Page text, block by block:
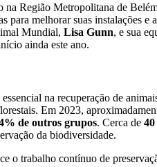
na Região Metropolitana de
para melhorar suas instalações
Mundial, Lisa Gunn, e sua
ainda este ano.
na recuperação de
Em 2023,
de outros grupos. Cerca de
da biodiversidade.
o trabalho contínuo de